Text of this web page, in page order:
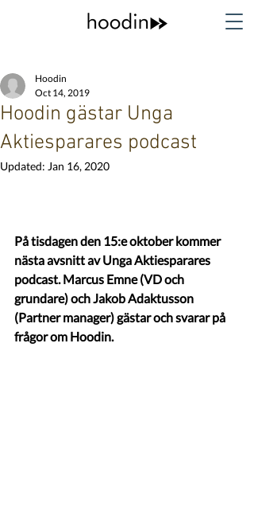
Hoodin gästar Unga
Aktiesparares podcast
Hoodin
Oct 14, 2019
Updated: Jan 16, 2020
På tisdagen den 15:e oktober kommer
nästa avsnitt av Unga Aktiesparares
podcast. Marcus Emne (VD och
grundare) och Jakob Adaktusson
(Partner manager) gästar och svarar på
frågor om Hoodin.